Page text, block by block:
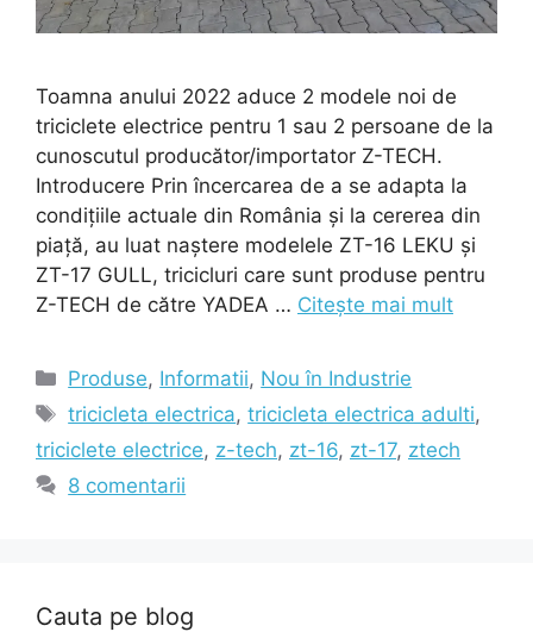
Toamna anului 2022 aduce 2 modele noi de
triciclete electrice pentru 1 sau 2 persoane de la
cunoscutul producător/importator Z-TECH.
Introducere Prin încercarea de a se adapta la
condițiile actuale din România și la cererea din
piață, au luat naștere modelele ZT-16 LEKU și
ZT-17 GULL, tricicluri care sunt produse pentru
Z-TECH de către YADEA … Citește mai mult
Categorii
Produse, Informatii, Nou în Industrie
Etichete
tricicleta electrica,tricicleta electrica adulti,
triciclete electrice, z-tech, zt-16, zt-17, ztech
8 comentarii
Cauta pe blog